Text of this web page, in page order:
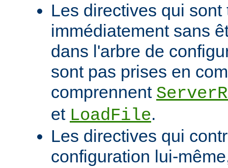
Les directives qui sont
immédiatement sans
dans l'arbre de
sont pas prises en
comprennent
et LoadFile.
Les directives qui
configuration lui-